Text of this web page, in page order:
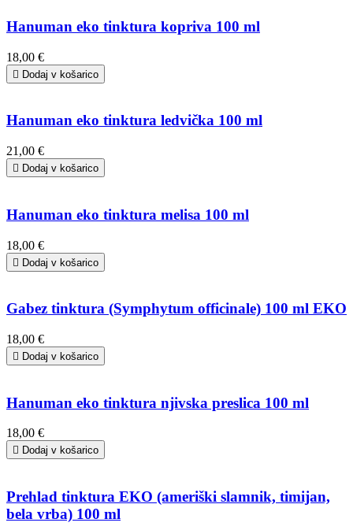
Hanuman eko tinktura kopriva 100 ml
18,00 €
 Dodaj v košarico
Hanuman eko tinktura ledvička 100 ml
21,00 €
 Dodaj v košarico
Hanuman eko tinktura melisa 100 ml
18,00 €
 Dodaj v košarico
Gabez tinktura (Symphytum officinale) 100 ml EKO
18,00 €
 Dodaj v košarico
Hanuman eko tinktura njivska preslica 100 ml
18,00 €
 Dodaj v košarico
Prehlad tinktura EKO (ameriški slamnik, timijan,
bela vrba) 100 ml